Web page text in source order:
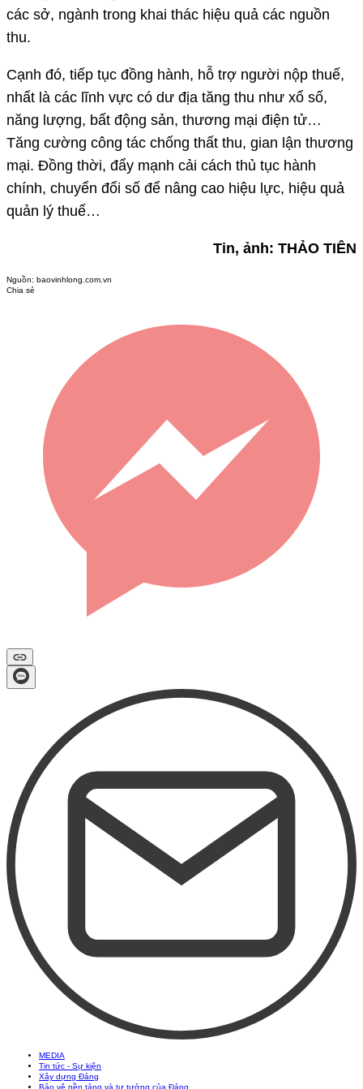
các sở, ngành trong khai thác hiệu quả các nguồn
thu.
Cạnh đó, tiếp tục đồng hành, hỗ trợ người nộp thuế,
nhất là các lĩnh vực có dư địa tăng thu như xổ số,
năng lượng, bất động sản, thương mại điện tử…
Tăng cường công tác chống thất thu, gian lận thương
mại. Đồng thời, đẩy mạnh cải cách thủ tục hành
chính, chuyển đổi số để nâng cao hiệu lực, hiệu quả
quản lý thuế…
Tin, ảnh: THẢO TIÊN
Nguồn: baovinhlong.com.vn
Chia sẻ
MEDIA
Tin tức - Sự kiện
Xây dựng Đảng
Bảo vệ nền tảng và tư tưởng của Đảng